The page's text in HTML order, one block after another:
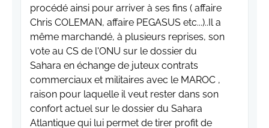
procédé ainsi pour arriver à ses fins ( affaire
Chris COLEMAN, affaire PEGASUS etc...)..Il a
même marchandé, à plusieurs reprises, son
vote au CS de l'ONU sur le dossier du
Sahara en échange de juteux contrats
commerciaux et militaires avec le MAROC ,
raison pour laquelle il veut rester dans son
confort actuel sur le dossier du Sahara
Atlantique qui lui permet de tirer profit de